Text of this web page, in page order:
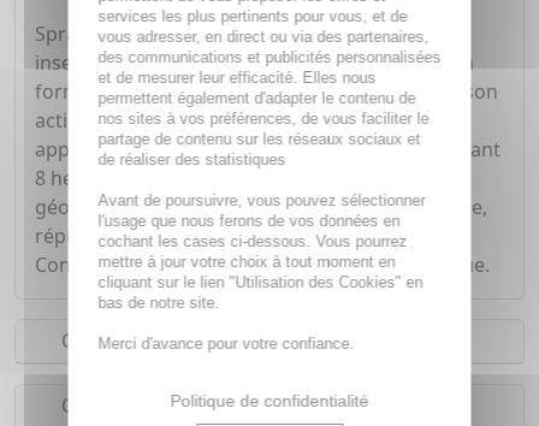
Spray à effet préventif et répulsif contre les
insectes des régions tempérées et tropicales. Sa
formule parfumée accompagne agréablement son
action repoussante. Simple à transporter et à
appliquer, il vous protège continuellement pendant
8 heures des insectes piqueurs de toutes zones
géographiques, incluant les tropicales. Apaisante,
répulsive, protection renforcée 8 heures.
Conditionnement : vaporisateur doseur plastique.
Conseils d'utilisation
Composition
services les plus pertinents pour vous, et de
vous adresser, en direct ou via des partenaires,
des communications et publicités personnalisées
et de mesurer leur efficacité. Elles nous
permettent également d'adapter le contenu de
nos sites à vos préférences, de vous faciliter le
partage de contenu sur les réseaux sociaux et
de réaliser des statistiques
Avant de poursuivre, vous pouvez sélectionner
l'usage que nous ferons de vos données en
cochant les cases ci-dessous. Vous pourrez
mettre à jour votre choix à tout moment en
cliquant sur le lien "Utilisation des Cookies" en
bas de notre site.
Merci d'avance pour votre confiance.
Politique de confidentialité